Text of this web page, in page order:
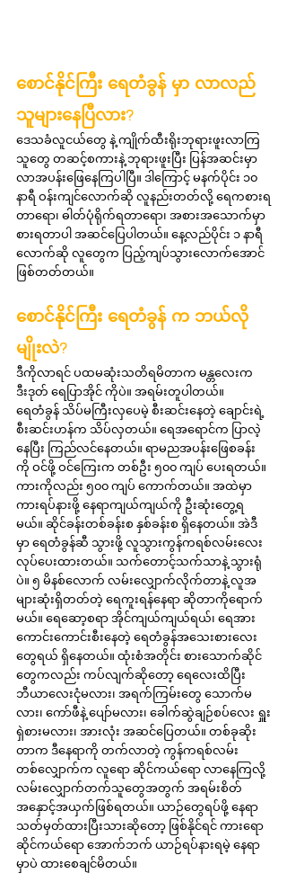
စောင်နိုင်ကြီး ရေတံခွန် မှာ လာလည်
သူများနေပြီလား?
ဒေသခံလူငယ်တွေ နဲ့ ကျိုက်ထီးရိုးဘုရားဖူးလာကြ
သူတွေ တဆင့်စကားနဲ့ ဘုရားဖူးပြီး ပြန်အဆင်းမှာ
လာအပန်းဖြေနေကြပါပြီ။ ဒါကြောင့် မနက်ပိုင်း ၁၀
နာရီ ဝန်းကျင်လောက်ဆို လူနည်းတတ်လို့ ရေကစားရ
တာရော၊ ဓါတ်ပုံရိုက်ရတာရော၊ အစားအသောက်မှာ
စားရတာပါ အဆင်ပြေပါတယ်။ နေ့လည်ပိုင်း ၁ နာရီ
လောက်ဆို လူတွေက ပြည့်ကျပ်သွားလောက်အောင်
ဖြစ်တတ်တယ်။
စောင်နိုင်ကြီး ရေတံခွန် က ဘယ်လို
မျိုးလဲ?
ဒီကိုလာရင် ပထမဆုံးသတိရမိတာက မန္တလေးက
ဒီးဒုတ် ရေပြာအိုင် ကိုပဲ။ အရမ်းတူပါတယ်။
ရေတံခွန် သိပ်မကြီးလှပေမဲ့ စီးဆင်းနေတဲ့ ချောင်းရဲ့
စီးဆင်းဟန်က သိပ်လှတယ်။ ရေအရောင်က ပြာလဲ့
နေပြီး ကြည်လင်နေတယ်။ ရာမညအပန်းဖြေစခန်း
ကို ဝင်ဖို့ ဝင်ကြေးက တစ်ဦး ၅၀၀ ကျပ် ပေးရတယ်။
ကားကိုလည်း ၅၀၀ ကျပ် ကောက်တယ်။ အထဲမှာ
ကားရပ်နားဖို့ နေရာကျယ်ကျယ်ကို ဦးဆုံးတွေ့ရ
မယ်။ ဆိုင်ခန်းတစ်ခန်းစ နှစ်ခန်းစ ရှိနေတယ်။ အဲဒီ
မှာ ရေတံခွန်ဆီ သွားဖို့ လူသွားကွန်ကရစ်လမ်းလေး
လုပ်ပေးထားတယ်။ သက်တောင့်သက်သာနဲ့ သွားရုံ
ပဲ။ ၅ မိနစ်လောက် လမ်းလျှောက်လိုက်တာနဲ့ လူအ
များဆုံးရှိတတ်တဲ့ ရေကူးရန်နေရာ ဆိုတာကိုရောက်
မယ်။ ရေဆော့စရာ အိုင်ကျယ်ကျယ်ရယ်၊ ရေအား
ကောင်းကောင်းစီးနေတဲ့ ရေတံခွန်အသေးစားလေး
တွေရယ် ရှိနေတယ်။ ထုံးစံအတိုင်း စားသောက်ဆိုင်
တွေကလည်း ကပ်လျက်ဆိုတော့ ရေလေးထိပြီး
ဘီယာလေးငုံမလား၊ အရက်ကြမ်းတွေ သောက်မ
လား၊ ကော်ဖီနဲ့ ပျော်မလား၊ ခေါက်ဆွဲချဉ်စပ်လေး ရှူး
ရှဲစားမလား၊ အားလုံး အဆင်ပြေတယ်။ တစ်ခုဆိုး
တာက ဒီနေရာကို တက်လာတဲ့ ကွန်ကရစ်လမ်း
တစ်လျှောက်က လူရော ဆိုင်ကယ်ရော လာနေကြလို့
လမ်းလျှောက်တက်သူတွေအတွက် အရမ်းစိတ်
အနှောင့်အယှက်ဖြစ်ရတယ်။ ယာဉ်တွေရပ်ဖို့ နေရာ
သတ်မှတ်ထားပြီးသားဆိုတော့ ဖြစ်နိုင်ရင် ကားရော
ဆိုင်ကယ်ရော အောက်ဘက် ယာဉ်ရပ်နားရမဲ့ နေရာ
မှာပဲ ထားစေချင်မိတယ်။